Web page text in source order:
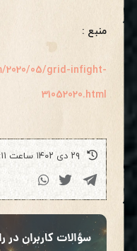
منبع :
2020/05/grid-infight-
31052020.html
۲۹ دی ۱۴۰۲ ساعت ۱۰:۱۱
سؤالات کاربران در